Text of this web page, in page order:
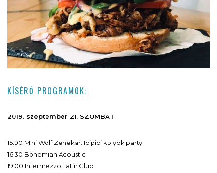
KÍSÉRŐ PROGRAMOK:
2019. szeptember 21. SZOMBAT
15.00 Mini Wolf Zenekar: Icipici kölyök party
16.30 Bohemian Acoustic
19.00 Intermezzo Latin Club